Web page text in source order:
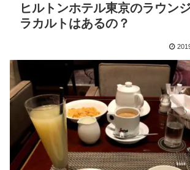
ヒルトンホテル東京のラウン
ラカルトはあるの？